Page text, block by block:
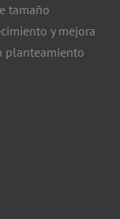
tamaño
y mejora
planteamiento